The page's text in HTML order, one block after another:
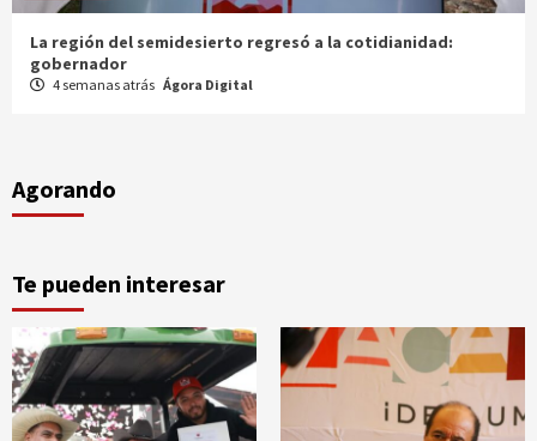
Entrega gobernador a productores 100 mdp en semilla
1 mes atrás
Agorando
Te pueden interesar